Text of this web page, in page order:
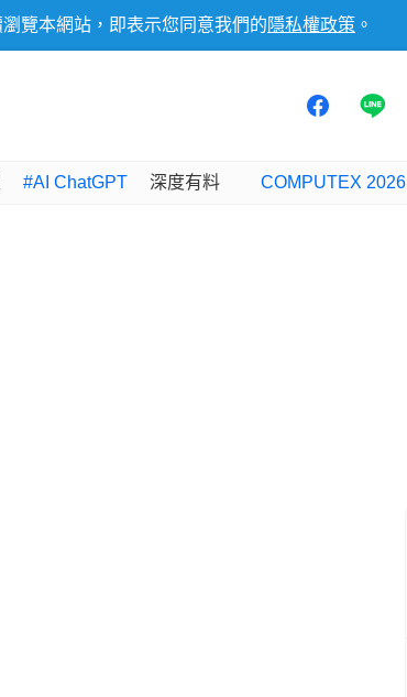
覽本網站，即表示您同意我們的 隱私權政策 。
#AI ChatGPT 深度有料 COMPUTEX 2026